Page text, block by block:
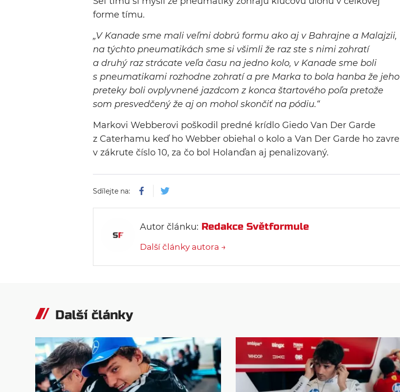
forme tímu.
„V Kanade sme mali veľmi dobrú formu ako aj v Bahrajne a Malajzii,
na týchto pneumatikách sme si všimli že raz ste s nimi zohratí
a druhý raz strácate veľa času na jedno kolo, v Kanade sme boli
s pneumatikami rozhodne zohratí a pre Marka to bola hanba že jeho
preteky boli ovplyvnené jazdcom z konca štartového poľa pretože
som presvedčený že aj on mohol skončiť na pódiu.“
Markovi Webberovi poškodil predné krídlo Giedo Van Der Garde
z Caterhamu keď ho Webber obiehal o kolo a Van Der Garde ho zavrel
v zákrute číslo 10, za čo bol Holanďan aj penalizovaný.
Sdílejte na:
Autor článku: Redakce Světformule
Další články autora →
Další články